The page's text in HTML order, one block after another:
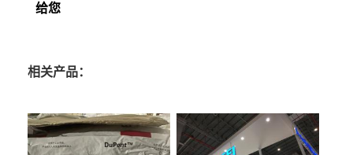
给您
相关产品：